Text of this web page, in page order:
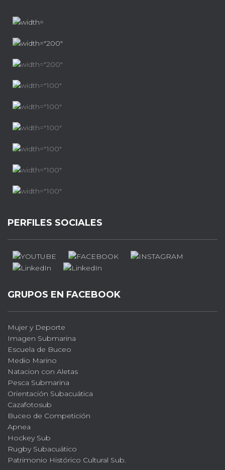
PERFILES SOCIALES
GRUPOS EN FACEBOOK
Mujer y Deporte
Imagen Submarina
Escuela de Buceo
Medio Marino
Natacion con Aletas
Pesca Submarina
Orientación Subacuática
Cazafotosub
Buceo de Competición
Apnea
Hockey Sub
Rugby Subacuático
Patrimonio Histórico Cultural Sub.